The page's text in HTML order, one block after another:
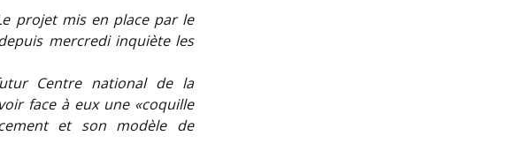
projet mis en place par le
mercredi inquiète les
Centre national de la
face à eux une «coquille
et son modèle de